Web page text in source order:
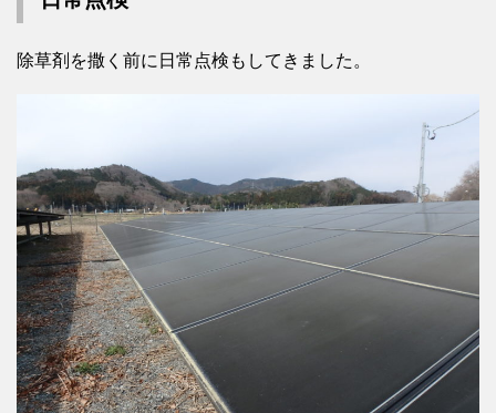
除草剤を撒く前に日常点検もしてきました。